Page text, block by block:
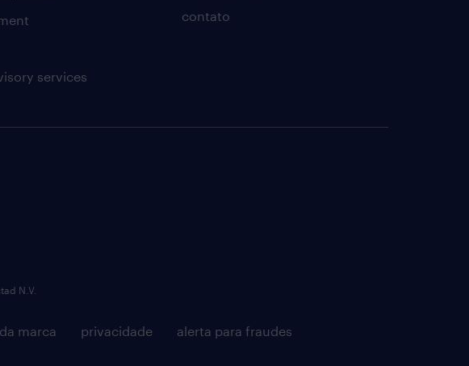
services
contato
marca privacidade
alerta para fraudes
N.V.